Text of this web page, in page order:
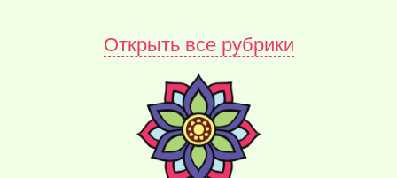
Открыть все рубрики